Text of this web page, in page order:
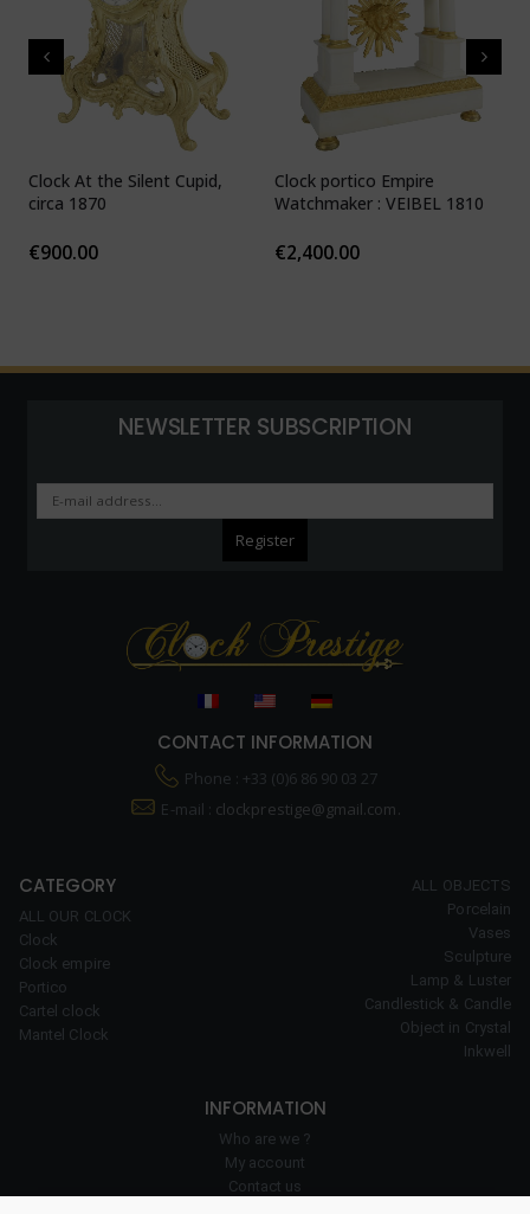
Clock At the Silent Cupid,
circa 1870
€900.00
Clock portico Empire
Watchmaker : VEIBEL 1810
€2,400.00
NEWSLETTER SUBSCRIPTION
CONTACT INFORMATION
Phone : +33 (0)6 86 90 03 27
E-mail : clockprestige@gmail.com.
CATEGORY
ALL OUR CLOCK
Clock
Clock empire
Portico
Cartel clock
Mantel Clock
ALL OBJECTS
Porcelain
Vases
Sculpture
Lamp & Luster
Candlestick & Candle
Object in Crystal
Inkwell
INFORMATION
Who are we ?
My account
Contact us